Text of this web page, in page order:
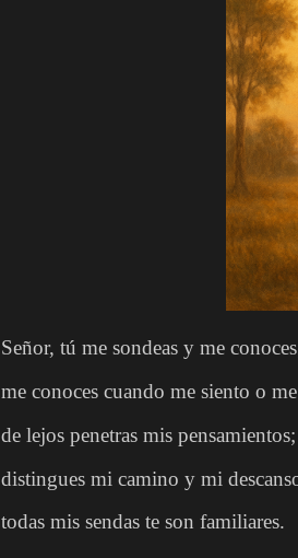
Señor, tú me sondeas y me
me conoces cuando me siento o
de lejos penetras mis pensamientos;
distingues mi camino y mi
todas mis sendas te son familiares.